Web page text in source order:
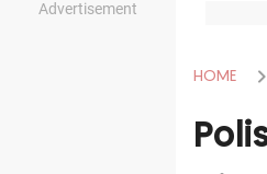
Advertisement
HOME